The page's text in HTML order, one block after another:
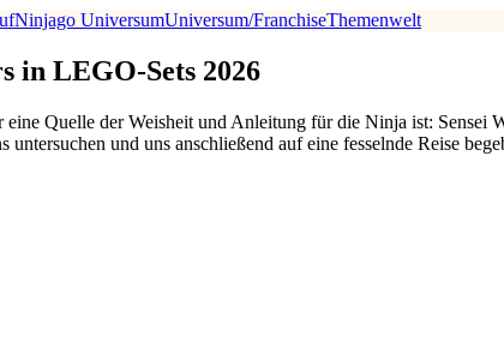
Ninjago UniversumUniversum/FranchiseThemenwelt
in LEGO-Sets 2026
Quelle der Weisheit und Anleitung für die Ninja ist:
und uns anschließend auf eine fesselnde Reise